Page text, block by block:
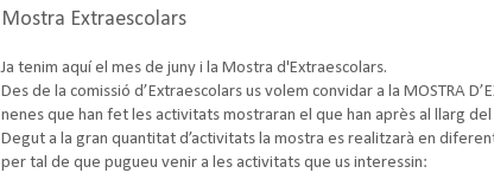
Mostra Extraescolars
Ja tenim aquí el mes de juny i la Mostra d'Extraescolars.
Des de la comissió d’Extraescolars us volem convidar a la MOSTRA
nenes que han fet les activitats mostraran el que han après al llarg
Degut a la gran quantitat d’activitats la mostra es realitzarà en
per tal de que pugueu venir a les activitats que us interessin: